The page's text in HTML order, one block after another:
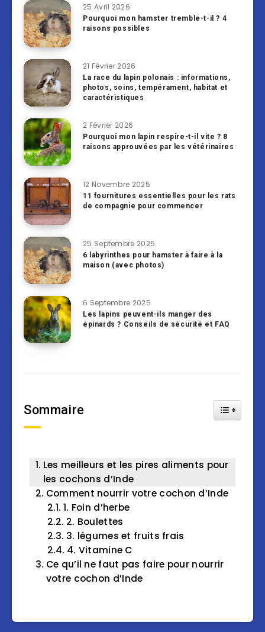
25 Avril 2026
Pourquoi mon hamster tremble-t-il ? 4
raisons possibles
21 Février 2026
La race du lapin polonais : informations,
photos, soins, tempérament, habitat et
caractéristiques
2 Février 2026
Pourquoi mon lapin respire-t-il vite ? 8
raisons approuvées par les vétérinaires
12 Novembre 2025
11 fournitures essentielles pour les rats
de compagnie pour commencer
25 Septembre 2025
6 labyrinthes pour hamster à faire à la
maison (avec photos)
6 Septembre 2025
Les lapins peuvent-ils manger des
épinards ? Conseils de sécurité et FAQ
Sommaire Toggle
Les meilleurs et les pires aliments pour
les cochons d’Inde
Comment nourrir votre cochon d’Inde
1. Foin d’herbe
2. Boulettes
3. légumes et fruits frais
4. Vitamine C
Ce qu’il ne faut pas faire pour nourrir
votre cochon d’Inde